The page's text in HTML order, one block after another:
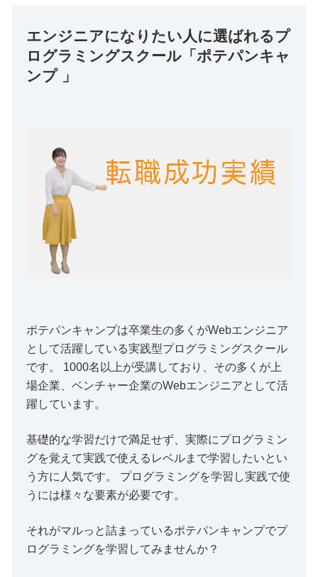
エンジニアになりたい人に選ばれるプ
ログラミングスクール「ポテパンキャ
ンプ 」
ポテパンキャンプは卒業生の多くがWebエンジニア
として活躍している実践型プログラミングスクール
です。 1000名以上が受講しており、その多くが上
場企業、ベンチャー企業のWebエンジニアとして活
躍しています。
基礎的な学習だけで満足せず、実際にプログラミン
グを覚えて実践で使えるレベルまで学習したいとい
う方に人気です。 プログラミングを学習し実践で使
うには様々な要素が必要です。
それがマルっと詰まっているポテパンキャンプでプ
ログラミングを学習してみませんか？